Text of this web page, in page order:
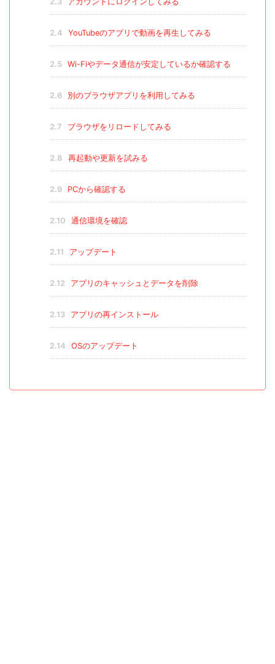
2.4 YouTubeのアプリで動画を再生してみる
2.5 Wi-Fiやデータ通信が安定しているか確認する
2.6 別のブラウザアプリを利用してみる
2.7 ブラウザをリロードしてみる
2.8 再起動や更新を試みる
2.9 PCから確認する
2.10 通信環境を確認
2.11 アップデート
2.12 アプリのキャッシュとデータを削除
2.13 アプリの再インストール
2.14 OSのアップデート